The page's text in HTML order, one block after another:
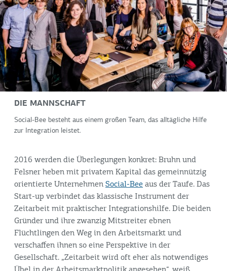
DIE MANNSCHAFT
Social-Bee besteht aus einem großen Team, das alltägliche Hilfe
zur Integration leistet.
2016 werden die Überlegungen konkret: Bruhn und
Felsner heben mit privatem Kapital das gemeinnützig
orientierte Unternehmen Social-Bee aus der Taufe. Das
Start-up verbindet das klassische Instrument der
Zeitarbeit mit praktischer Integrationshilfe. Die beiden
Gründer und ihre zwanzig Mitstreiter ebnen
Flüchtlingen den Weg in den Arbeitsmarkt und
verschaffen ihnen so eine Perspektive in der
Gesellschaft. „Zeitarbeit wird oft eher als notwendiges